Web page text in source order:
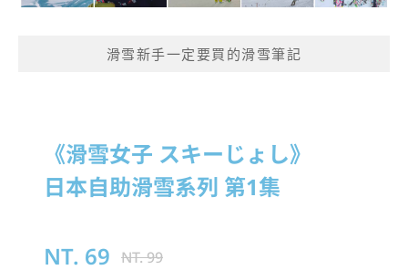
滑雪新手一定要買的滑雪筆記